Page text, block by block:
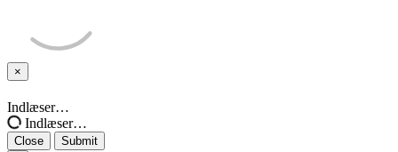
×
Close
Indlæser…
Indlæser…
Close
Submit